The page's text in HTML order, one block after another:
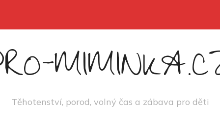
Těhotenství, porod, volný čas a zábava pro děti